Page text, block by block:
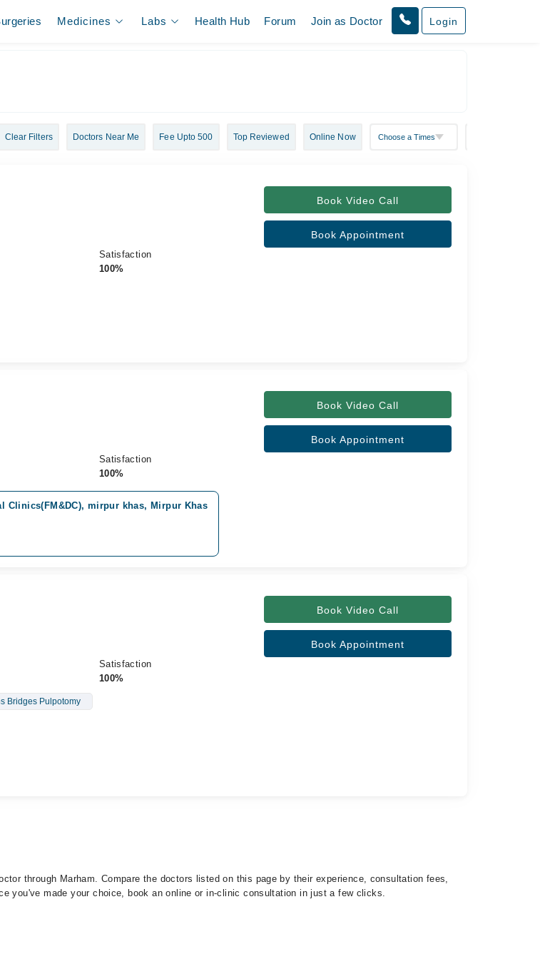
Medicines Labs Health Hub Forum Join as Doctor Login
Clear Filters Doctors Near Me Fee Upto 500 Top Reviewed Online Now
Satisfaction
100%
Book Video Call
Book Appointment
Satisfaction
100%
Book Video Call
Book Appointment
Clinics(FM&DC), mirpur khas, Mirpur Khas
Satisfaction
100%
Book Video Call
Book Appointment
Bridges Pulpotomy
through Marham. Compare the doctors listed on this page by their experience, consultation fees,
you've made your choice, book an online or in-clinic consultation in just a few clicks.